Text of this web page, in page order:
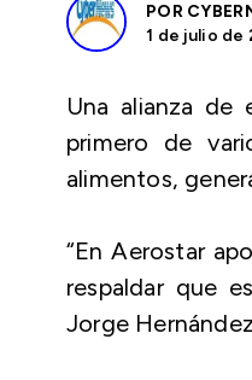
POR
1 de julio de
Una alianza de
primero de
alimentos,
“En Aerostar
respaldar que
Jorge